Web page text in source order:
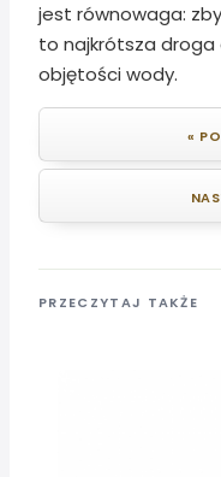
jest równowaga:
to najkrótsza droga
objętości wody.
«
PRZECZYTAJ TAKŻE